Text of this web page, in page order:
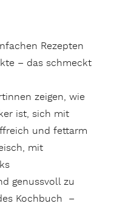
Rezepten
– das schmeckt
zeigen, wie
ist, sich mit
und fettarm
mit
genussvoll zu
Kochbuch –